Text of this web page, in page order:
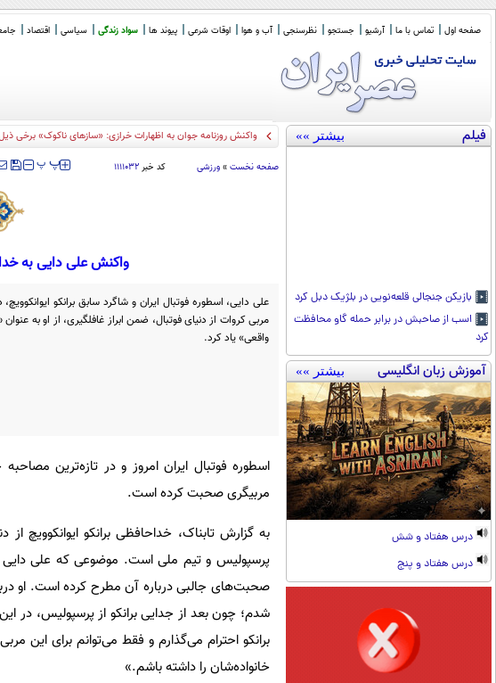
صفحه اول تماس با ما آرشیو جستجو نظرسنجی آب و هوا اوقات شرعی پیوند ها سواد زندگی سیاسی اقتصاد
فیلم بیشتر »»
بازیکن جنجالی قلعه‌نویی در بلژیک دبل کرد
اسب از صاحبش در برابر حمله گاو محافظت
کرد
آموزش زبان انگلیسی بیشتر »»
درس هفتاد و شش
درس هفتاد و پنج
واکنش روزنامه جوان به اظهارات خرازی: «ساز‌های ناکوک» برخی
صفحه نخست » ورزشی کد خبر ۱۱۱۱۰۳۲ ‍‍‍ پ پ
واکنش علی دایی به
علی دایی، اسطوره فوتبال ایران و شاگرد سابق برانکو
مربی کروات از دنیای فوتبال، ضمن ابراز غافلگیری، از او به
واقعی» یاد کرد.
اسطوره فوتبال ایران امروز و در تازه‌ترین
مربیگری صحبت کرده است.
به گزارش تابناک، خداحافظی برانکو ایوانکوویچ از
پرسپولیس و تیم ملی است. موضوعی که علی دایی
صحبت‌های جالبی درباره آن مطرح کرده است. او
شدم؛ چون بعد از جدایی برانکو از پرسپولیس، در
برانکو احترام می‌گذارم و فقط می‌توانم برای این
خانواده‌شان را داشته باشم.»